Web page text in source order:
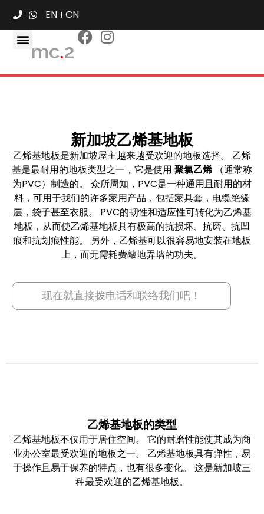
EN CN
新加坡乙烯基地板
乙烯基地板是新加坡屋主越来越受欢迎的地板选择。 乙烯
基是最耐用的地板类型之一，它是使用 聚氯乙烯（通常称
为PVC）制造的。 众所周知，PVC是一种通用且耐用的材
料，可用于我们的许多家用产品，包括家具套，电缆绝缘
层，袋子甚至衣服。 PVC的韧性和适应性可转化为乙烯基
地板，从而使乙烯基地板具有极高的抗损坏、抗磨、抗凹
痕和抗划痕性能。 另外，乙烯基可以很容易地安装在地板
上，而无需耗费敲地弄墙的功夫。
现在就直接拨电话和联络我们吧！
乙烯基地板的类型
乙烯基地板不仅用于居住空间。 它的耐磨性能使其成为商
业办公室最受欢迎的地板之一。 乙烯基地板具有弹性，易
于操作且易于保养的特点，也有很多变化。 这是新加坡三
种最受欢迎的乙烯基地板。